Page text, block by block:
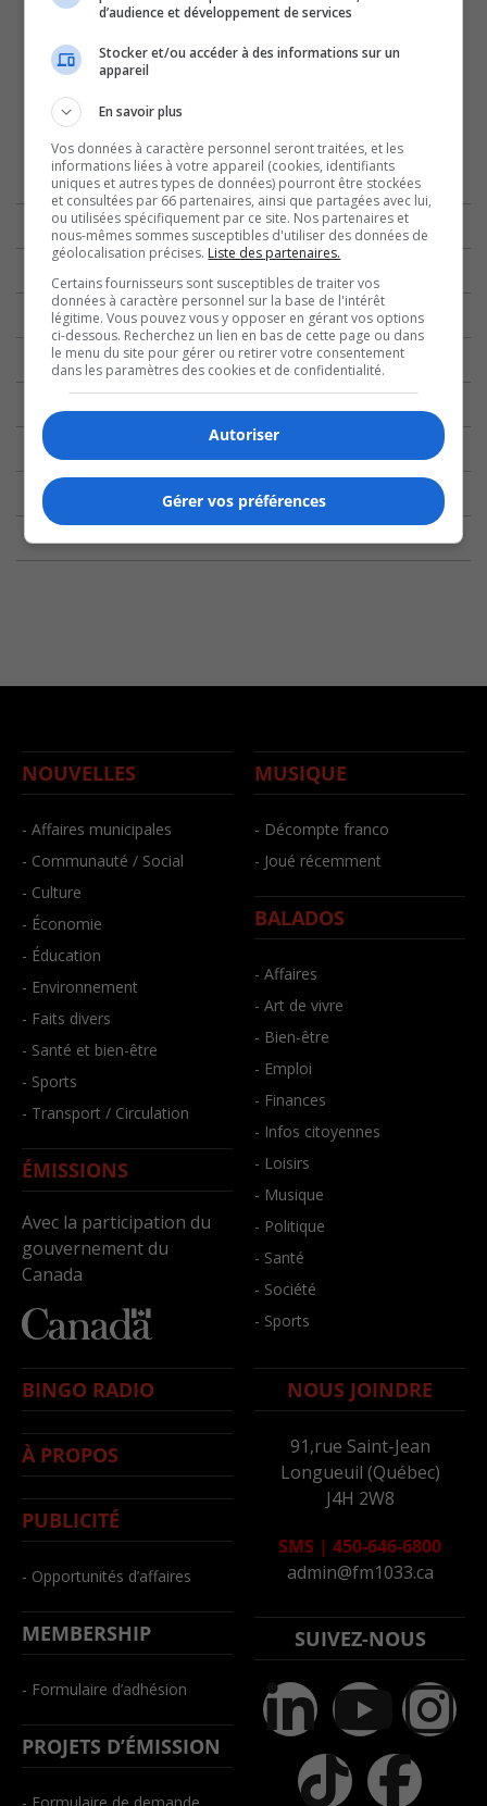
NOUVELLES
- Affaires municipales
- Communauté / Social
- Culture
- Économie
- Éducation
- Environnement
- Faits divers
- Santé et bien-être
- Sports
- Transport / Circulation
ÉMISSIONS
Avec la participation du
gouvernement du
Canada
MUSIQUE
- Décompte franco
- Joué récemment
BALADOS
- Affaires
- Art de vivre
- Bien-être
- Emploi
- Finances
- Infos citoyennes
- Loisirs
- Musique
- Politique
- Santé
- Société
- Sports
BINGO RADIO
À PROPOS
PUBLICITÉ
- Opportunités d’affaires
MEMBERSHIP
- Formulaire d’adhésion
PROJETS D’ÉMISSION
- Formulaire de demande
NOUS JOINDRE
91,rue Saint-Jean
Longueuil (Québec)
J4H 2W8
SMS | 450-646-6800
admin@fm1033.ca
SUIVEZ-NOUS
d’audience et développement de services
Stocker et/ou accéder à des informations sur un
appareil
En savoir plus
Vos données à caractère personnel seront traitées, et les
informations liées à votre appareil (cookies, identifiants
uniques et autres types de données) pourront être stockées
et consultées par 66 partenaires, ainsi que partagées avec lui,
ou utilisées spécifiquement par ce site. Nos partenaires et
nous-mêmes sommes susceptibles d'utiliser des données de
géolocalisation précises. Liste des partenaires.
Certains fournisseurs sont susceptibles de traiter vos
données à caractère personnel sur la base de l'intérêt
légitime. Vous pouvez vous y opposer en gérant vos options
ci-dessous. Recherchez un lien en bas de cette page ou dans
le menu du site pour gérer ou retirer votre consentement
dans les paramètres des cookies et de confidentialité.
Autoriser
Gérer vos préférences